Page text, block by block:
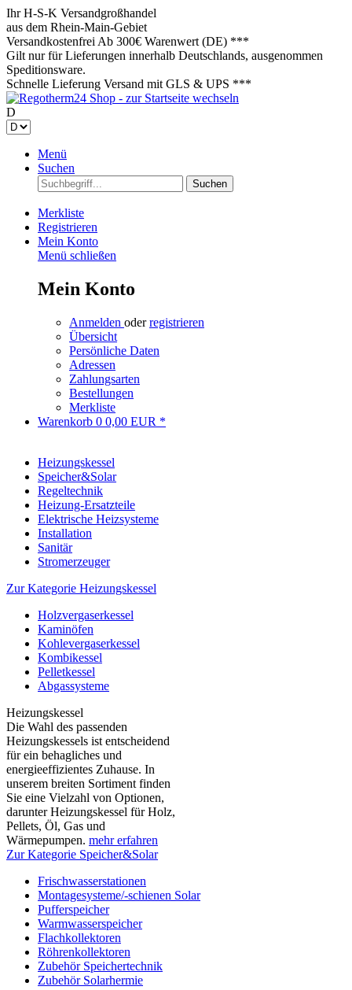
Ihr H-S-K Versandgroßhandel
aus dem Rhein-Main-Gebiet
Versandkostenfrei Ab 300€ Warenwert (DE) ***
Gilt nur für Lieferungen innerhalb Deutschlands, ausgenommen
Speditionsware.
Schnelle Lieferung Versand mit GLS & UPS ***
D
Menü
Suchen
Suchen
Merkliste
Registrieren
Mein Konto
Menü schließen
Mein Konto
Anmelden oderregistrieren
Übersicht
Persönliche Daten
Adressen
Zahlungsarten
Bestellungen
Merkliste
Warenkorb 0 0,00 EUR *
Heizungskessel
Speicher&Solar
Regeltechnik
Heizung-Ersatzteile
Elektrische Heizsysteme
Installation
Sanitär
Stromerzeuger
Zur Kategorie Heizungskessel
Holzvergaserkessel
Kaminöfen
Kohlevergaserkessel
Kombikessel
Pelletkessel
Abgassysteme
Heizungskessel
Die Wahl des passenden
Heizungskessels ist entscheidend
für ein behagliches und
energieeffizientes Zuhause. In
unserem breiten Sortiment finden
Sie eine Vielzahl von Optionen,
darunter Heizungskessel für Holz,
Pellets, Öl, Gas und
Wärmepumpen. mehr erfahren
Zur Kategorie Speicher&Solar
Frischwasserstationen
Montagesysteme/-schienen Solar
Pufferspeicher
Warmwasserspeicher
Flachkollektoren
Röhrenkollektoren
Zubehör Speichertechnik
Zubehör Solarhermie